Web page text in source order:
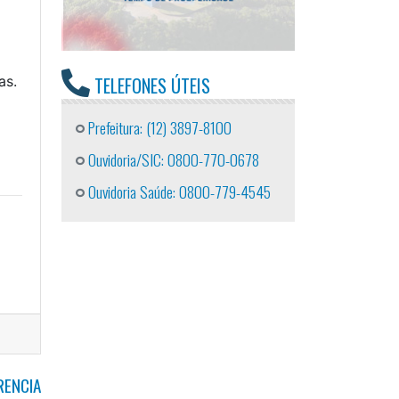
TELEFONES ÚTEIS
Prefeitura: (12) 3897-8100
Ouvidoria/SIC: 0800-770-0678
Ouvidoria Saúde: 0800-779-4545